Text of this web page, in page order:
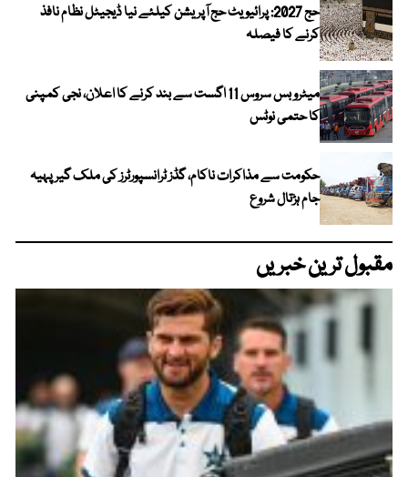
حج 2027: پرائیویٹ حج آپریشن کیلئے نیا ڈیجیٹل نظام نافذ
کرنے کا فیصلہ
میٹرو بس سروس 11 اگست سے بند کرنے کا اعلان، نجی کمپنی
کا حتمی نوٹس
حکومت سے مذاکرات ناکام، گڈز ٹرانسپورٹرز کی ملک گیر پہیہ
جام ہڑتال شروع
مقبول ترین خبریں